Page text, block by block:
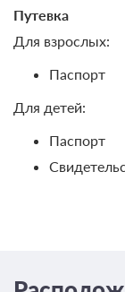
Путевка
Для взрослых:
Паспорт
Для детей:
Паспорт